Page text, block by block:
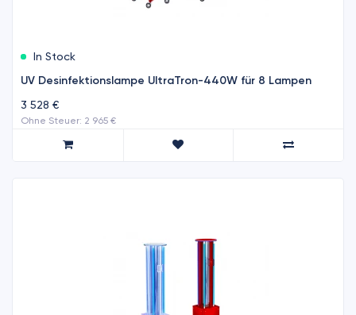
In Stock
UV Desinfektionslampe UltraTron-440W für 8 Lampen
3 528 €
Ohne Steuer: 2 965 €